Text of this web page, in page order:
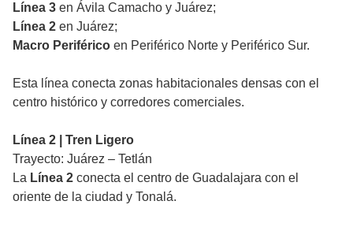
Línea 3 en Ávila Camacho y Juárez;
Línea 2 en Juárez;
Macro Periférico en Periférico Norte y Periférico Sur.
Esta línea conecta zonas habitacionales densas con el
centro histórico y corredores comerciales.
Línea 2 | Tren Ligero
Trayecto: Juárez – Tetlán
La Línea 2 conecta el centro de Guadalajara con el
oriente de la ciudad y Tonalá.